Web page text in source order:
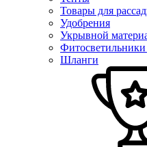
Товары для
Удобрения
Укрывной
Фитосветильники
Шланги